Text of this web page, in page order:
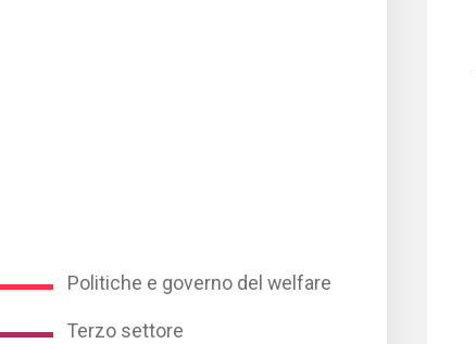
Politiche e governo del welfare
Terzo settore